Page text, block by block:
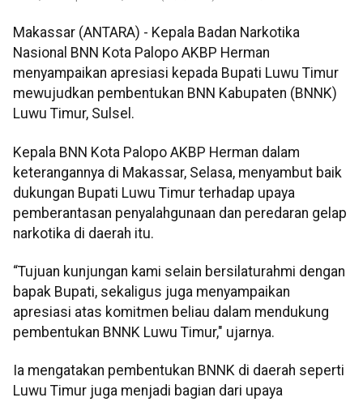
Makassar (ANTARA) - Kepala Badan Narkotika
Nasional BNN Kota Palopo AKBP Herman
menyampaikan apresiasi kepada Bupati Luwu Timur
mewujudkan pembentukan BNN Kabupaten (BNNK)
Luwu Timur, Sulsel.
Kepala BNN Kota Palopo AKBP Herman dalam
keterangannya di Makassar, Selasa, menyambut baik
dukungan Bupati Luwu Timur terhadap upaya
pemberantasan penyalahgunaan dan peredaran gelap
narkotika di daerah itu.
“Tujuan kunjungan kami selain bersilaturahmi dengan
bapak Bupati, sekaligus juga menyampaikan
apresiasi atas komitmen beliau dalam mendukung
pembentukan BNNK Luwu Timur," ujarnya.
Ia mengatakan pembentukan BNNK di daerah seperti
Luwu Timur juga menjadi bagian dari upaya